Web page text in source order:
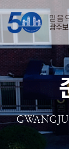
광주보건대학교 개